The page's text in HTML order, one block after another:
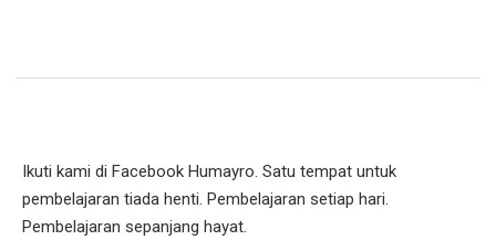
Ikuti kami di Facebook Humayro. Satu tempat untuk
pembelajaran tiada henti. Pembelajaran setiap hari.
Pembelajaran sepanjang hayat.